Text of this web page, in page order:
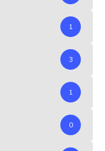
1
3
1
0